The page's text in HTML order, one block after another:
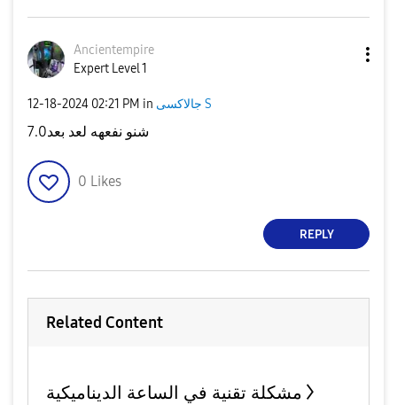
Ancientempire
Expert Level 1
‎12-18-2024 02:21 PM in جالاكسى S
شنو نفعهه لعد بعد7.0
0 Likes
REPLY
Related Content
مشكلة تقنية في الساعة الديناميكية